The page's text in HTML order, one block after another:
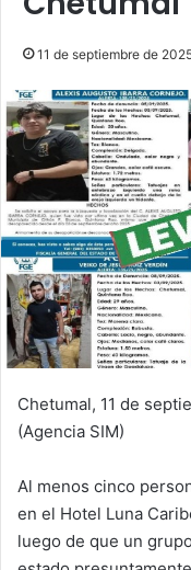
11 de septiembre de
Chetumal, 11 de
(Agencia SIM)
Al menos cinco
en el Hotel Luna
luego de que un